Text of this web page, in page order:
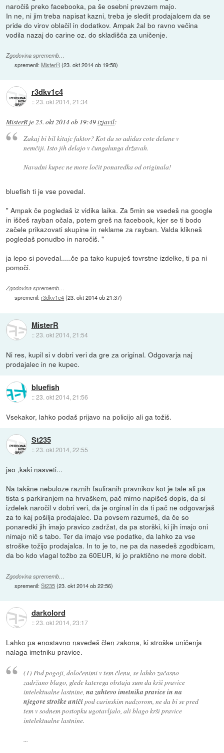
naročiš preko facebooka, pa še osebni prevzem majo.
In ne, ni jim treba napisat kazni, treba je sledit prodajalcem da se
pride do virov oblačil in dodatkov. Ampak žal bo ravno večina
vodila nazaj do carine oz. do skladišča za uničenje.
Zgodovina sprememb…
spremenil:MisterR (23. okt 2014 ob 19:58)
r3dkv1c4
::23. okt 2014, 21:34
MisterR je23. okt 2014 ob 19:49izjavil:
Zakaj bi bil kitajc faktor? Kot da so adidas cote delane v
nemčiji. Isto jih delajo v čungalunga državah.
Navadni kupec ne more ločit ponaredka od originala!
bluefish ti je vse povedal.
" Ampak če pogledaš iz vidika laika. Za 5min se vsedeš na google
in iščeš rayban očala, potem greš na facebook, kjer se ti bodo
začele prikazovati skupine in reklame za rayban. Valda klikneš
pogledaš ponudbo in naročiš. "
ja lepo si povedal.....če pa tako kupuješ tovrstne izdelke, ti pa ni
pomoči.
Zgodovina sprememb…
spremenil:r3dkv1c4(23. okt 2014 ob 21:37)
MisterR
::23. okt 2014, 21:54
Ni res, kupil si v dobri veri da gre za original. Odgovarja naj
prodajalec in ne kupec.
bluefish
::23. okt 2014, 21:56
Vsekakor, lahko podaš prijavo na policijo ali ga tožiš.
St235
::23. okt 2014, 22:55
jao ,kaki nasveti...
Na takšne nebuloze raznih fauliranih pravnikov kot je tale ali pa
tista s parkiranjem na hrvaškem, pač mirno napišeš dopis, da si
izdelek naročil v dobri veri, da je orginal in da ti pač ne odgovarjaš
za to kaj pošilja prodajalec. Da povsem razumeš, da če so
ponaredki jih imajo pravico zadržat, da pa storški, ki jih imajo oni
nimajo nič s tabo. Ter da imajo vse podatke, da lahko za vse
stroške tožijo prodajalca. In to je to, ne pa da nasedeš zgodbicam,
da bo kdo vlagal tožbo za 60EUR, ki jo praktično ne more dobit.
Zgodovina sprememb…
spremenil:St235(23. okt 2014 ob 22:56)
darkolord
::23. okt 2014, 23:17
Lahko pa enostavno navedeš člen zakona, ki stroške uničenja
nalaga imetniku pravice.
(1) Pod pogoji, določenimi v tem členu, se lahko začasno
zadržano blago, glede katerega obstaja sum da krši pravice
intelektualne lastnine, na zahtevo imetnika pravice in na
njegove stroške uničipod carinskim nadzorom, ne da bi se pred
tem v sodnem postopku ugotavljalo, ali blago krši pravice
intelektualne lastnine.
...